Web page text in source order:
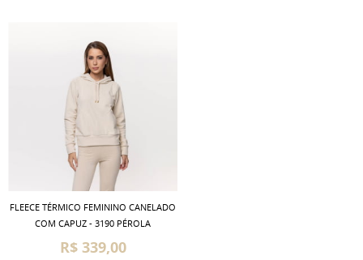
FLEECE TÉRMICO FEMININO CANELADO
COM CAPUZ - 3190 PÉROLA
R$ 339,00